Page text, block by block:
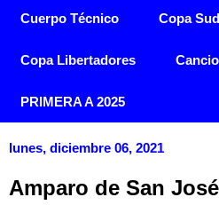
Cuerpo Técnico Copa
Copa Libertadores
PRIMERA A 2025
lunes, diciembre 06, 2021
Amparo de San